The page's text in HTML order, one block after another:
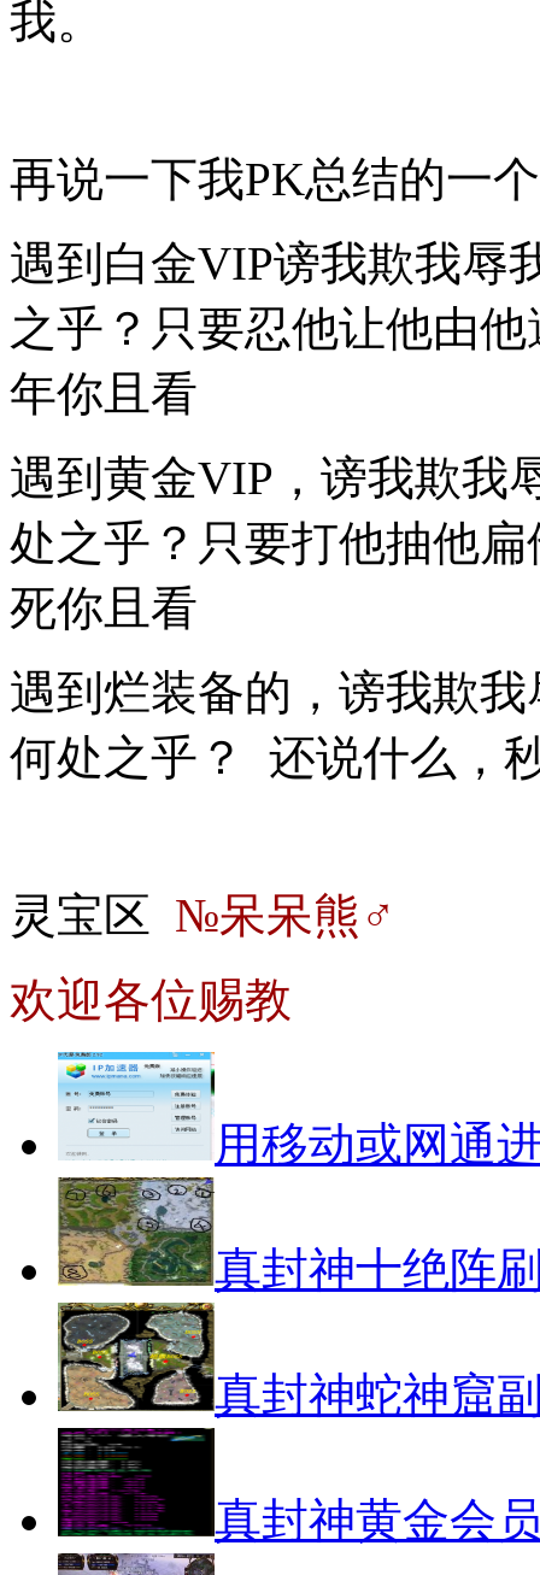
我。
再说一下我PK总结的一
遇到白金VIP谤我欺我辱
之乎？只要忍他让他由
年你且看
遇到黄金VIP，谤我欺我
处之乎？只要打他抽他
死你且看
遇到烂装备的，谤我欺
何处之乎？ 还说什么，
灵宝区 №呆呆熊♂
欢迎各位赐教
用移动或网通
真封神十绝阵
真封神蛇神窟
真封神黄金会